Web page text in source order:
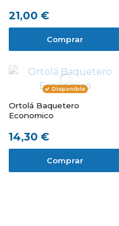
21,00 €
Comprar
Disponible
Ortolá Baquetero
Economico
14,30 €
Comprar